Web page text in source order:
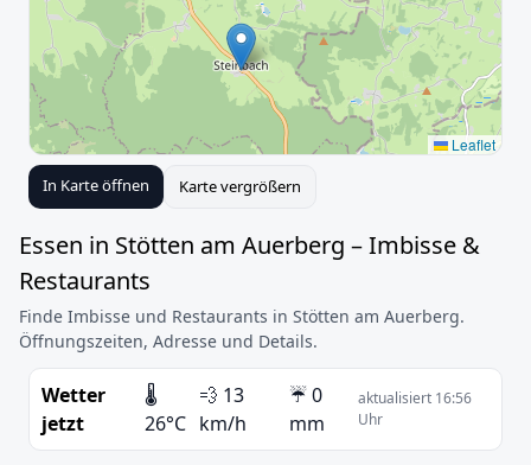
Leaflet
In Karte öffnen Karte vergrößern
Essen in Stötten am Auerberg – Imbisse &
Restaurants
Finde Imbisse und Restaurants in Stötten am Auerberg.
Öffnungszeiten, Adresse und Details.
Wetter
jetzt
🌡️
26°C
💨 13
km/h
☔ 0
mm
aktualisiert 16:56
Uhr